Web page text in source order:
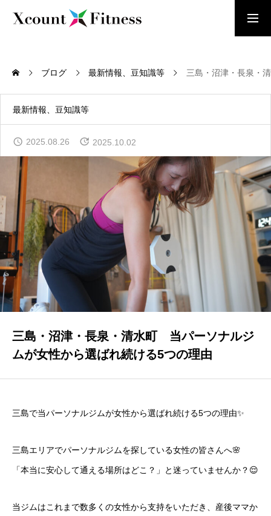
トップページ
当店について
遺伝子検査について
GENETIC TESTING
トレーナーについて
ABOUT TRAINERS
プログラム・料金
PROGRAMS & PRICING
店舗一覧
ACCESS
FAQ
BLOG
ブログ 最新情報、豆知識等 三島・沼津・長泉・
最新情報、豆知識等
2025.08.26 2025.10.02
三島・沼津・長泉・清水町 当パーソナルジ
ムが女性から選ばれ続ける5つの理由
三島で当パーソナルジムが女性から選ばれ続ける5つの理由✨
三島エリアでパーソナルジムを探している女性の皆さんへ🌸
「本当に安心して通える場所はどこ？」と迷っていませんか？😌
当ジムはこれまで数多くの女性から支持をいただき、産後ママか